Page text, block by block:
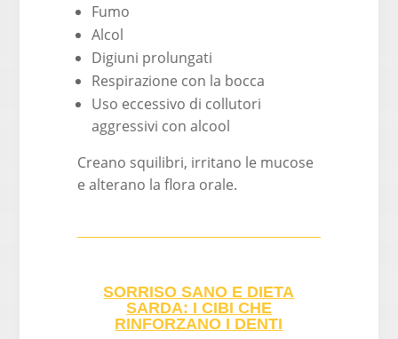
Fumo
Alcol
Digiuni prolungati
Respirazione con la bocca
Uso eccessivo di collutori
aggressivi con alcool
Creano squilibri, irritano le mucose
e alterano la flora orale.
SORRISO SANO E DIETA
SARDA: I CIBI CHE
RINFORZANO I DENTI